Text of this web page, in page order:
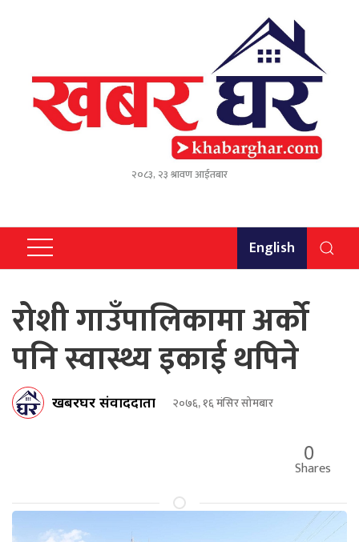
२०८३, २३ श्रावण आईतबार
English
रोशी गाउँपालिकामा अर्को
पनि स्वास्थ्य इकाई थपिने
खबरघर संवाददाता २०७६, १६ मंसिर सोमबार
0
Shares